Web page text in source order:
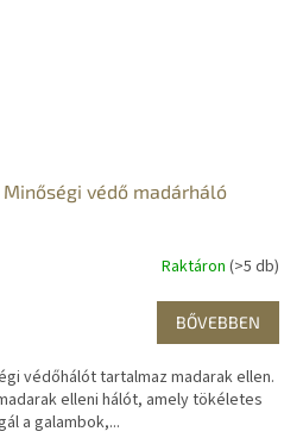
Minőségi védő madárháló
Raktáron (>5 db)
BŐVEBBEN
védőhálót tartalmaz madarak ellen.
elleni hálót, amely tökéletes
a galambok,...